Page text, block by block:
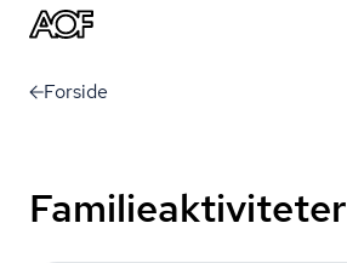
Forside
Familieaktiviteter